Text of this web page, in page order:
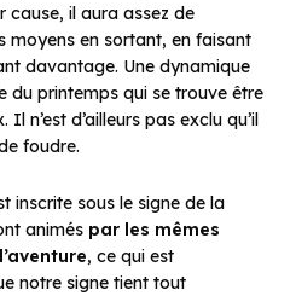
cause, il aura assez de
moyens en sortant, en faisant
davantage. Une dynamique
printemps qui se trouve être
n’est d’ailleurs pas exclu qu’il
foudre.
inscrite sous le signe de la
animés par les mêmes
, ce qui est
notre signe tient tout